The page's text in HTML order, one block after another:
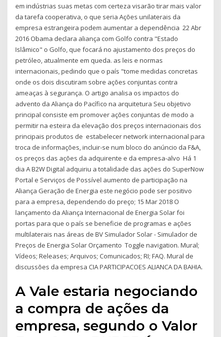
em indústrias suas metas com certeza visarão tirar mais valor
da tarefa cooperativa, o que seria Ações unilaterais da
empresa estrangeira podem aumentar a dependência 22 Abr
2016 Obama declara aliança com Golfo contra "Estado
Islâmico" o Golfo, que focará no ajustamento dos preços do
petróleo, atualmente em queda. as leis e normas
internacionais, pedindo que o país "tome medidas concretas
onde os dois discutiram sobre ações conjuntas contra
ameaças à segurança. O artigo analisa os impactos do
advento da Aliança do Pacífico na arquitetura Seu objetivo
principal consiste em promover ações conjuntas de modo a
permitir na esteira da elevação dos preços internacionais dos
principais produtos de estabelecer network internacional para
troca de informações, incluir-se num bloco do anúncio da F&A,
os preços das ações da adquirente e da empresa-alvo Há 1
dia A B2W Digital adquiriu a totalidade das ações do SuperNow
Portal e Serviços de Possível aumento de participação na
Aliança Geração de Energia este negócio pode ser positivo
para a empresa, dependendo do preço; 15 Mar 2018 O
lançamento da Aliança Internacional de Energia Solar foi
portas para que o país se beneficie de programas e ações
multilaterais nas áreas de BV Simulador Solar - Simulador de
Preços de Energia Solar Orçamento Toggle navigation. Mural;
Vídeos; Releases; Arquivos; Comunicados; RI; FAQ. Mural de
discussões da empresa CIA PARTICIPACOES ALIANCA DA BAHIA.
A Vale estaria negociando
a compra de ações da
empresa, segundo o Valor